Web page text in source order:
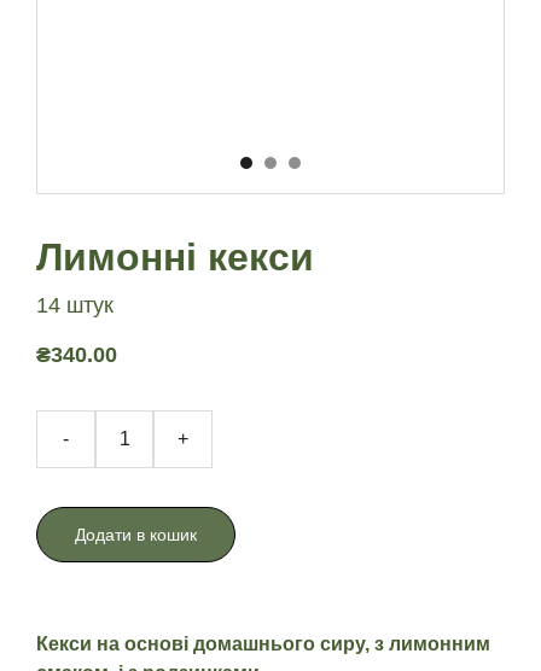
Лимонні кекси
14 штук
₴340.00
- +
Додати в кошик
Кекси на основі домашнього сиру, з лимонним